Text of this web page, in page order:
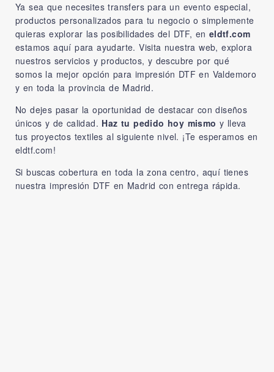
Ya sea que necesites transfers para un evento especial,
productos personalizados para tu negocio o simplemente
quieras explorar las posibilidades del DTF, en eldtf.com
estamos aquí para ayudarte. Visita nuestra web, explora
nuestros servicios y productos, y descubre por qué
somos la mejor opción para impresión DTF en Valdemoro
y en toda la provincia de Madrid.
No dejes pasar la oportunidad de destacar con diseños
únicos y de calidad. Haz tu pedido hoy mismo y lleva
tus proyectos textiles al siguiente nivel. ¡Te esperamos en
eldtf.com!
Si buscas cobertura en toda la zona centro, aquí tienes
nuestraimpresión DTF en Madrid con entrega rápida.